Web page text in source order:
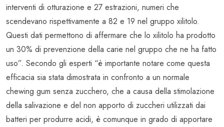
interventi di otturazione e 27 estrazioni, numeri che
scendevano rispettivamente a 82 e 19 nel gruppo xilitolo.
Questi dati permettono di affermare che lo xilitolo ha prodotto
un 30% di prevenzione della carie nel gruppo che ne ha fatto
uso”. Secondo gli esperti “è importante notare come questa
efficacia sia stata dimostrata in confronto a un normale
chewing gum senza zucchero, che a causa della stimolazione
della salivazione e del non apporto di zuccheri utilizzati dai
batteri per produrre acidi, è comunque in grado di apportare